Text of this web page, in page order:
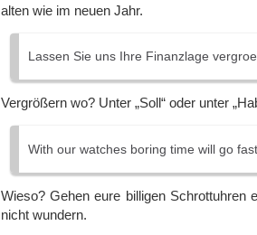
alten wie im neuen Jahr.
Lassen Sie uns Ihre Finanzlage
Vergrößern wo? Unter „Soll“ oder unter
With our watches boring time will go
Wieso? Gehen eure billigen Schrottuhren
nicht wundern.